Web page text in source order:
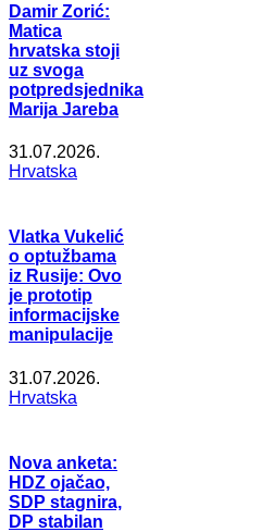
Damir Zorić:
Matica
hrvatska stoji
uz svoga
potpredsjednika
Marija Jareba
31.07.2026.
Hrvatska
Vlatka Vukelić
o optužbama
iz Rusije: Ovo
je prototip
informacijske
manipulacije
31.07.2026.
Hrvatska
Nova anketa:
HDZ ojačao,
SDP stagnira,
DP stabilan